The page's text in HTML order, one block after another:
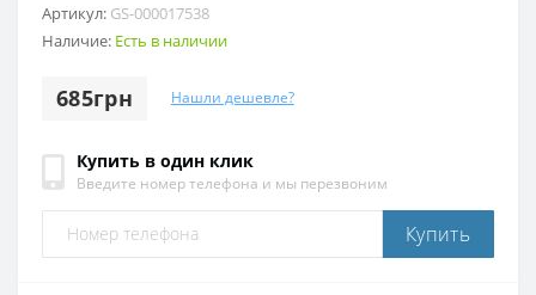
Артикул: GS-000017538
Наличие: Есть в наличии
685грн Нашли дешевле?
Купить в один клик
Введите номер телефона и мы перезвоним
Купить